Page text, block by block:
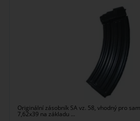
Originální zásobník SA vz. 58, vhodný pro
7,62x39 na základu ...